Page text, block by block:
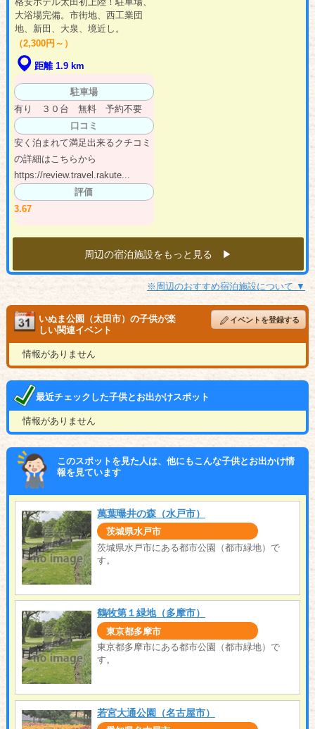
大浴場完備。市街地、西工業団
地、新田、大泉、境近し。
（2,300円～）
距離 1.9 km
駐車場
有り ３０台 無料 予約不要
口コミ
安く泊まれて満足出来るクチコミ
の詳細はこちらから
https://review.travel.rakute...
評価
3.67
周辺の宿泊施設をもっと見る ▶︎
※周辺のおすすめ宿泊施設について ▼
いぬま公園（太田市）の子供が楽
しい関連イベント
イベントを登録する
情報がありません
最近チェックした子供とお出かけスポット
情報がありません
このスポットを見た人は、他にもこんな子供とお出かけ情
報を見ています
萬葉曝井の森（水戸市）
茨城県水戸市
茨城県水戸市にある都市公園（都市緑地）で
す。
鶴牧第１緑地（多摩市）
東京都多摩市
東京都多摩市にある都市公園（都市緑地）で
す。
若宮大通公園（名古屋市）